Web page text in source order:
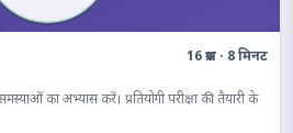
16 प्रश्न · 8 मिनट
का अभ्यास करें। प्रतियोगी परीक्षा की तैयारी के